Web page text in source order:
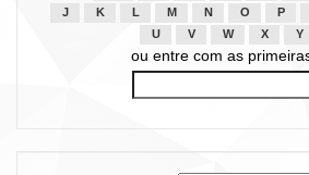
J
K L M N O P
U
V W X Y
ou entre com as